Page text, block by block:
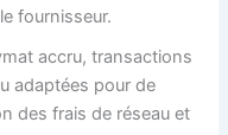
fournisseur.
accru, transactions
adaptées pour de
des frais de réseau et